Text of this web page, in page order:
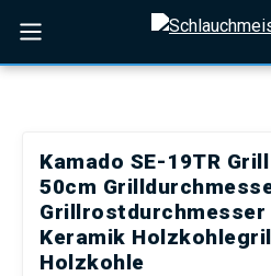
Zum Hauptinhalt springen
Kamado SE-19TR
50cm
Grillrostdurchmesser
Keramik
Holzkohle